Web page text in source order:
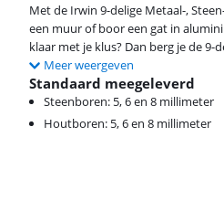
Met de Irwin 9-delige Metaal-,
een muur of boor een gat in
klaar met je klus? Dan berg je de
Meer weergeven
Standaard meegeleverd
Steenboren: 5, 6 en 8 millimeter
Houtboren: 5, 6 en 8 millimeter